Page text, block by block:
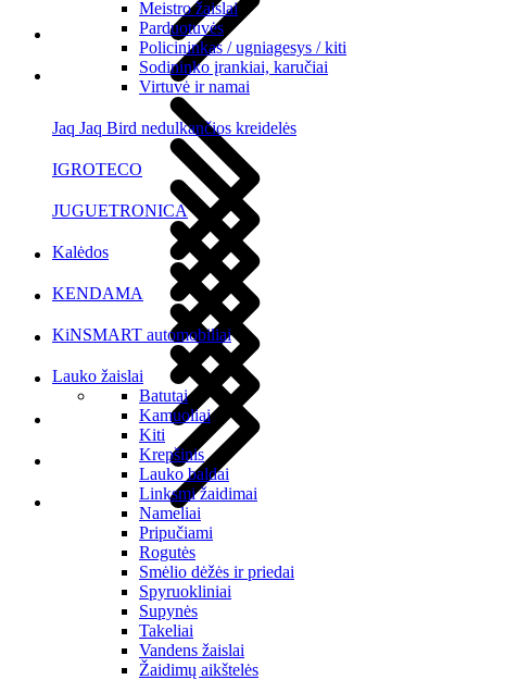
Meistro žaislai
Parduotuvės
Policininkas / ugniagesys / kiti
Sodininko įrankiai, karučiai
Virtuvė ir namai
Jaq Jaq Bird nedulkančios kreidelės
IGROTECO
JUGUETRONICA
Kalėdos
KENDAMA
KiNSMART automobiliai
Lauko žaislai
Batutai
Kamuoliai
Kiti
Krepšinis
Lauko baldai
Linksmi žaidimai
Nameliai
Pripučiami
Rogutės
Smėlio dėžės ir priedai
Spyruokliniai
Supynės
Takeliai
Vandens žaislai
Žaidimų aikštelės